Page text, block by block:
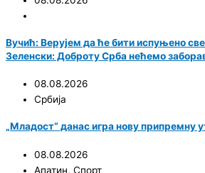
Вучић: Верујем да ће бити испуњено
Зеленски: Доброту Срба нећемо
08.08.2026
Србија
„Младост“ данас игра нову припремну
08.08.2026
Апатин, Спорт